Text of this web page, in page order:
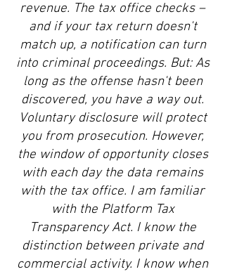
revenue. The tax office checks –
and if your tax return doesn't
match up, a notification can turn
into criminal proceedings. But: As
long as the offense hasn't been
discovered, you have a way out.
Voluntary disclosure will protect
you from prosecution. However,
the window of opportunity closes
with each day the data remains
with the tax office. I am familiar
with the Platform Tax
Transparency Act. I know the
distinction between private and
commercial activity. I know when